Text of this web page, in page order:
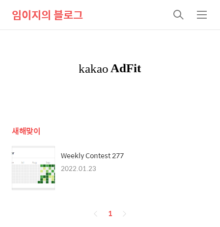
임이지의 블로그
검
색
메
뉴
새해맞이
Weekly Contest 277
2022.01.23
페
1